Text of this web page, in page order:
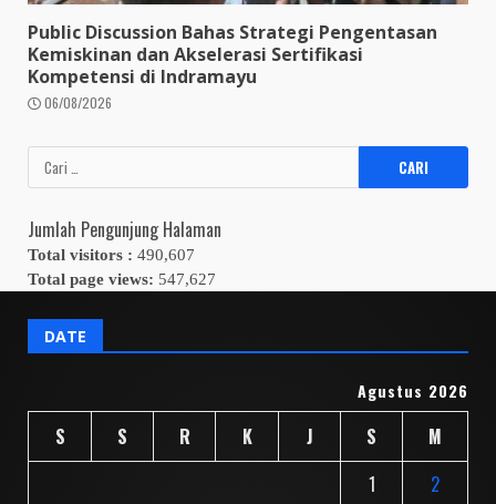
Public Discussion Bahas Strategi Pengentasan
Kemiskinan dan Akselerasi Sertifikasi
Kompetensi di Indramayu
06/08/2026
Cari
untuk:
Jumlah Pengunjung Halaman
Total visitors : 490,607
Total page views: 547,627
DATE
Agustus 2026
S S R K J S
M
1
2